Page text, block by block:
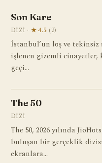
Son Kare
DIZI · ★ 4.5 (2)
İstanbul’un loş ve
işlenen gizemli
geçi…
The 50
DIZI
The 50, 2026 yılında
buluşan bir gerçeklik
ekranlara…